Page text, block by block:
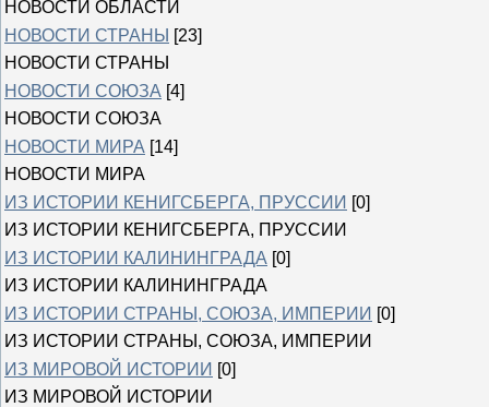
НОВОСТИ ОБЛАСТИ
НОВОСТИ СТРАНЫ [23]
НОВОСТИ СТРАНЫ
НОВОСТИ СОЮЗА [4]
НОВОСТИ СОЮЗА
НОВОСТИ МИРА [14]
НОВОСТИ МИРА
ИЗ ИСТОРИИ КЕНИГСБЕРГА, ПРУССИИ [0]
ИЗ ИСТОРИИ КЕНИГСБЕРГА, ПРУССИИ
ИЗ ИСТОРИИ КАЛИНИНГРАДА [0]
ИЗ ИСТОРИИ КАЛИНИНГРАДА
ИЗ ИСТОРИИ СТРАНЫ, СОЮЗА, ИМПЕРИИ [0]
ИЗ ИСТОРИИ СТРАНЫ, СОЮЗА, ИМПЕРИИ
ИЗ МИРОВОЙ ИСТОРИИ [0]
ИЗ МИРОВОЙ ИСТОРИИ